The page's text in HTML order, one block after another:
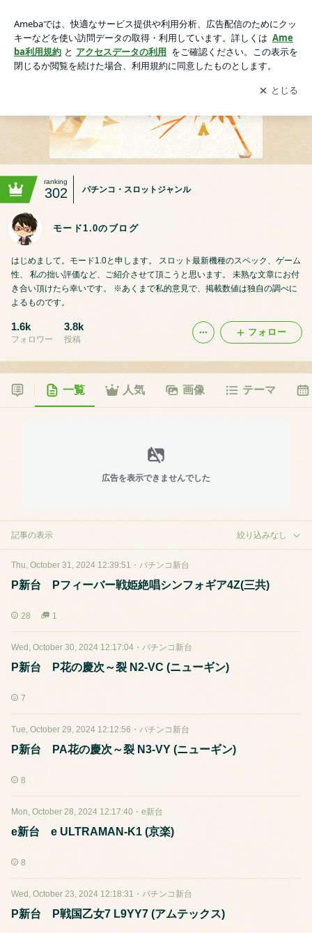
アプリをダウンロードして ブログの更新通知
を受け取りまし
ょう。
開く
ranking
302 パチンコ・スロットジャンル
モード1.0のブログ
はじめまして。モード1.0と申します。 スロット最新機種のスペック、ゲーム
性、 私の拙い評価など、ご紹介させて頂こうと思います。 未熟な文章にお付
き合い頂けたら幸いです。 ※あくまで私的意見で、掲載数値は独自の調べに
よるものです。
1.6k
フォロワー
3.8k
投稿
フォロー
一覧 人気 画像 テーマ
広告を表示できませんでした
記事の表示 絞り込みなし
Thu, October 31, 2024 12:39:51 ・ パチンコ新台
P新台 Pフィーバー戦姫絶唱シンフォギア4Z(三共)
28 1
Wed, October 30, 2024 12:17:04 ・ パチンコ新台
P新台 P花の慶次～裂 N2-VC (ニューギン)
7
Tue, October 29, 2024 12:12:56 ・ パチンコ新台
P新台 PA花の慶次～裂 N3-VY (ニューギン)
8
Mon, October 28, 2024 12:17:40 ・ e新台
e新台 e ULTRAMAN-K1 (京楽)
8
Wed, October 23, 2024 12:18:31 ・ パチンコ新台
P新台 P戦国乙女7 L9YY7 (アムテックス)